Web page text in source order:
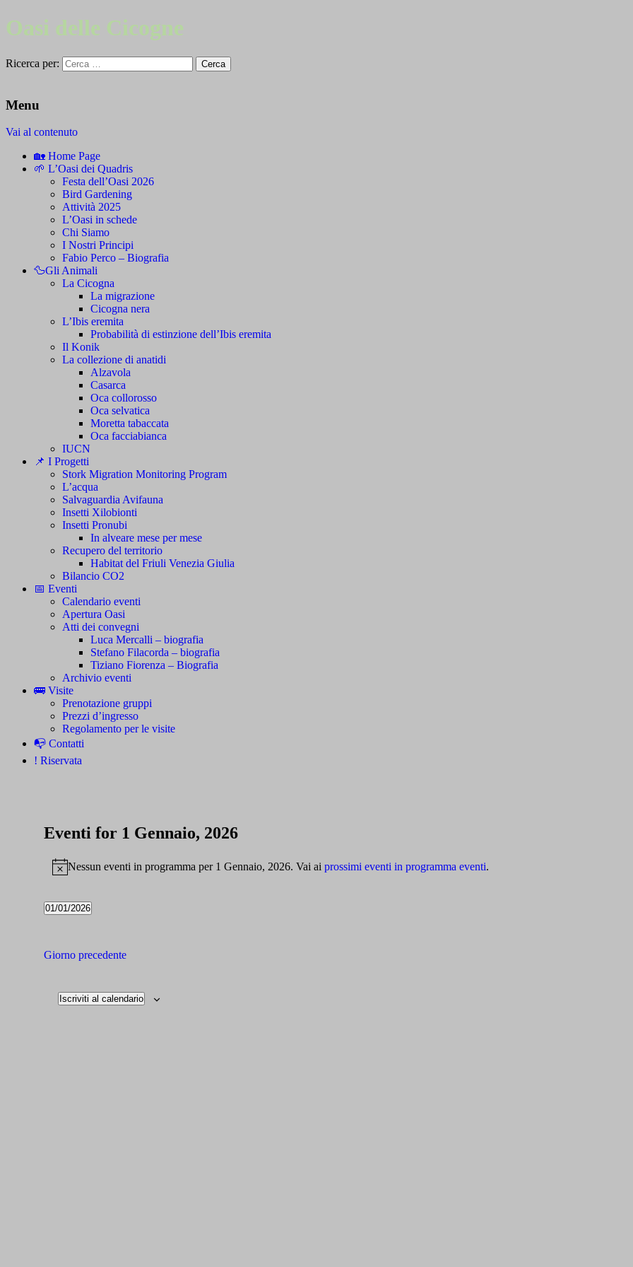
Oasi delle Cicogne
Ricerca per:
Menu
Vai al contenuto
🏡 Home Page
🌱 L’Oasi dei Quadris
Festa dell’Oasi 2026
Bird Gardening
Attività 2025
L’Oasi in schede
Chi Siamo
I Nostri Principi
Fabio Perco – Biografia
🦆Gli Animali
La Cicogna
La migrazione
Cicogna nera
L’Ibis eremita
Probabilità di estinzione dell’Ibis eremita
Il Konik
La collezione di anatidi
Alzavola
Casarca
Oca collorosso
Oca selvatica
Moretta tabaccata
Oca facciabianca
IUCN
📌 I Progetti
Stork Migration Monitoring Program
L’acqua
Salvaguardia Avifauna
Insetti Xilobionti
Insetti Pronubi
In alveare mese per mese
Recupero del territorio
Habitat del Friuli Venezia Giulia
Bilancio CO2
📅 Eventi
Calendario eventi
Apertura Oasi
Atti dei convegni
Luca Mercalli – biografia
Stefano Filacorda – biografia
Tiziano Fiorenza – Biografia
Archivio eventi
🚌 Visite
Prenotazione gruppi
Prezzi d’ingresso
Regolamento per le visite
📭 Contatti
! Riservata
Eventi for 1 Gennaio, 2026
NoticeNessun eventi in programma per 1 Gennaio, 2026. Vai ai prossimi eventi in programma eventi.
01/01/2026
Giorno precedente
Iscriviti al calendario